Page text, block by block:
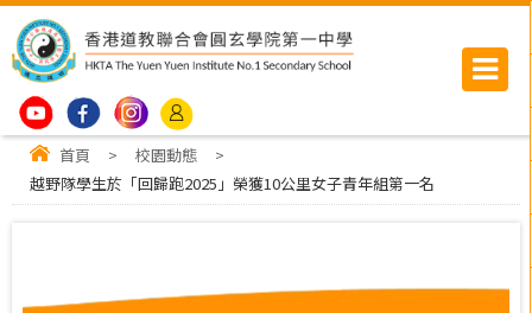
首頁 > 校園動態
>
越野隊學生於「回歸跑2025」榮獲10公里女子青年組第一名